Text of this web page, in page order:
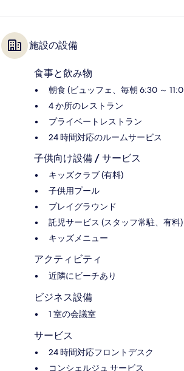
施設の設備
食事と飲み物
朝食 (ビュッフェ、毎朝 6:30 ～
4 か所のレストラン
プライベートレストラン
24 時間対応のルームサービス
子供向け設備 / サービス
キッズクラブ (有料)
子供用プール
プレイグラウンド
託児サービス (スタッフ常駐、有料)
キッズメニュー
アクティビティ
近隣にビーチあり
ビジネス設備
1 室の会議室
サービス
24 時間対応フロントデスク
コンシェルジュ サービス